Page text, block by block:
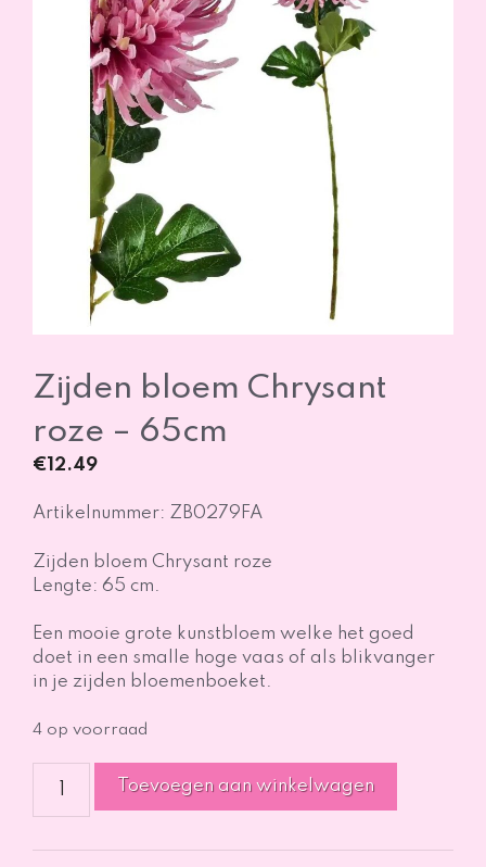
Zijden bloem Chrysant
roze – 65cm
€ 12.49
Artikelnummer: ZB0279FA
Zijden bloem Chrysant roze
Lengte: 65 cm.
Een mooie grote kunstbloem welke het goed
doet in een smalle hoge vaas of als blikvanger
in je zijden bloemenboeket.
4 op voorraad
bloem
Chrysant
Toevoegen aan winkelwagen